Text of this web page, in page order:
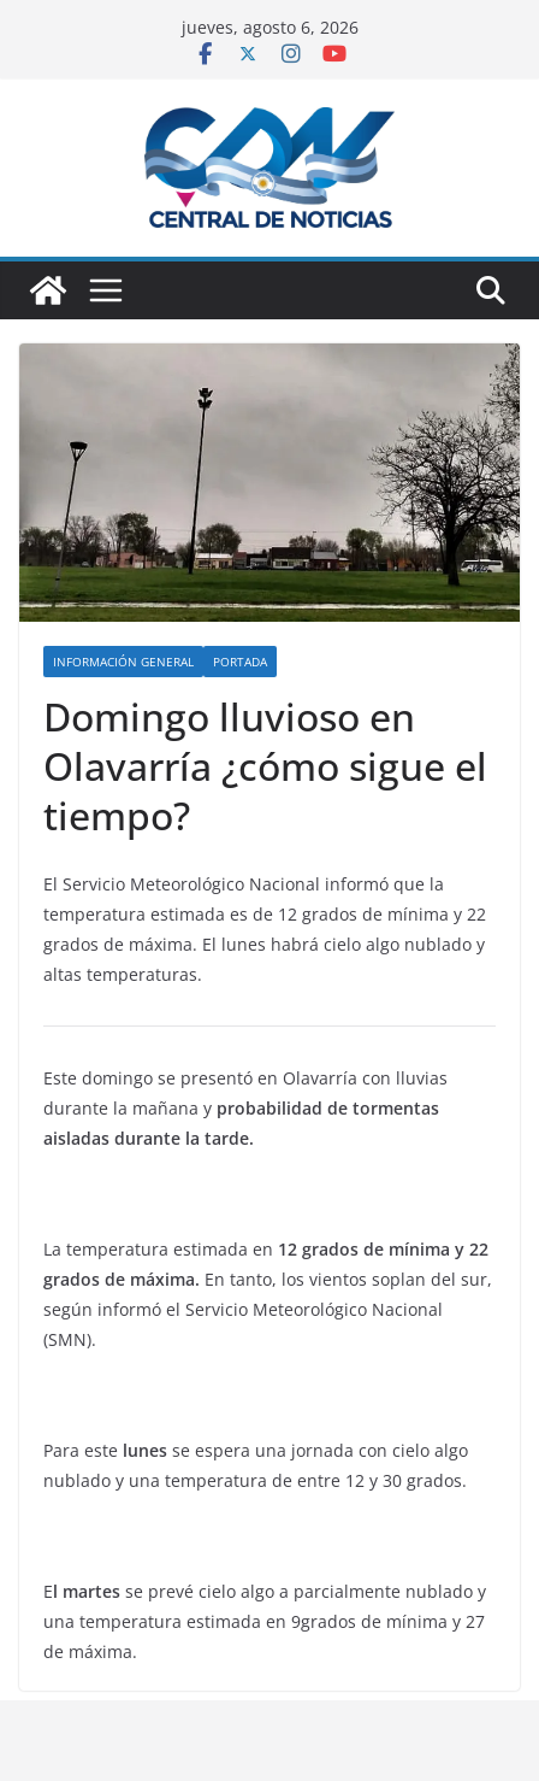
jueves, agosto 6, 2026
INFORMACIÓN GENERAL PORTADA
Domingo lluvioso en
Olavarría ¿cómo sigue el
tiempo?
El Servicio Meteorológico Nacional informó que la
temperatura estimada es de 12 grados de mínima y 22
grados de máxima. El lunes habrá cielo algo nublado y
altas temperaturas.
Este domingo se presentó en Olavarría con lluvias
durante la mañana y probabilidad de tormentas
aisladas durante la tarde.
La temperatura estimada en 12 grados de mínima y 22
grados de máxima. En tanto, los vientos soplan del sur,
según informó el Servicio Meteorológico Nacional
(SMN).
Para este lunes se espera una jornada con cielo algo
nublado y una temperatura de entre 12 y 30 grados.
El martes se prevé cielo algo a parcialmente nublado y
una temperatura estimada en 9grados de mínima y 27
de máxima.